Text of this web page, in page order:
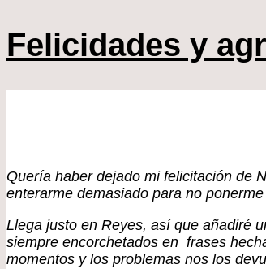
Felicidades y
Quería haber dejado mi felicitación de
enterarme demasiado para no
Llega justo en Reyes, así que añadiré
siempre encorchetados en frases
momentos y los problemas nos los